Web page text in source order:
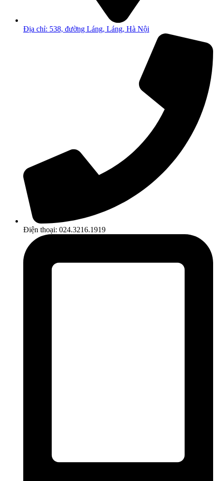
Địa chỉ: 538, đường Láng, Láng, Hà Nội
Điện thoại: 024.3216.1919